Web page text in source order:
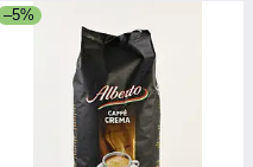
–5%